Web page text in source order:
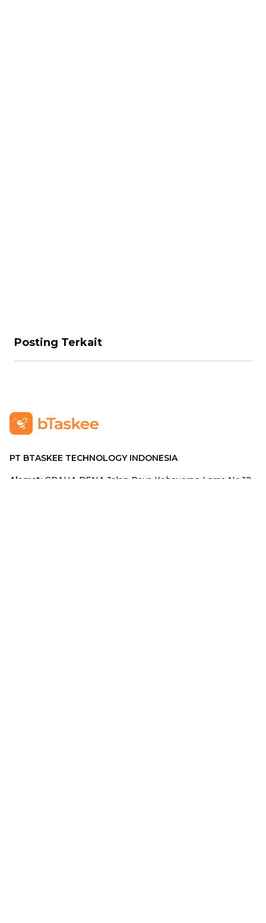
Posting Terkait
PT BTASKEE TECHNOLOGY INDONESIA
Alamat: GRAHA PENA Jalan Raya Kebayoran Lama No.12